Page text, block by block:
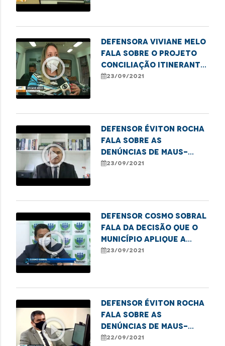
play_circle_outline
Defensora Viviane Melo
fala sobre o Projeto
Conciliação Itinerante
realizado em São João
23/09/2021
play_circle_outline
Defensor Éviton Rocha
fala sobre as
denúncias de maus-
tratos em clínica
23/09/2021
play_circle_outline
Defensor Cosmo Sobral
fala da decisão que o
município aplique a
vacina contra a COVID-
23/09/2021
play_circle_outline
Defensor Éviton Rocha
fala sobre as
denúncias de maus-
tratos em clínica
22/09/2021